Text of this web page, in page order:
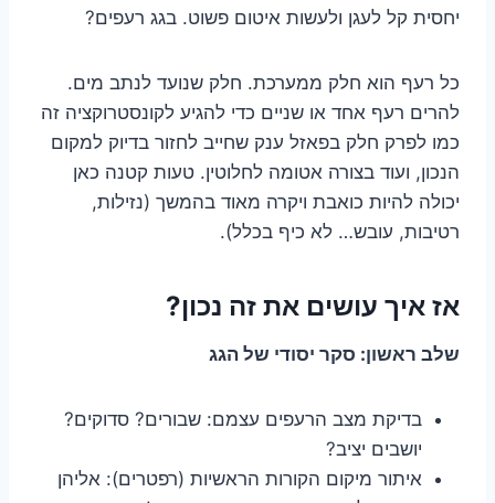
יחסית קל לעגן ולעשות איטום פשוט. בגג רעפים?
כל רעף הוא חלק ממערכת. חלק שנועד לנתב מים.
להרים רעף אחד או שניים כדי להגיע לקונסטרוקציה זה
כמו לפרק חלק בפאזל ענק שחייב לחזור בדיוק למקום
הנכון, ועוד בצורה אטומה לחלוטין. טעות קטנה כאן
יכולה להיות כואבת ויקרה מאוד בהמשך (נזילות,
רטיבות, עובש… לא כיף בכלל).
אז איך עושים את זה נכון?
שלב ראשון: סקר יסודי של הגג
בדיקת מצב הרעפים עצמם: שבורים? סדוקים?
יושבים יציב?
איתור מיקום הקורות הראשיות (רפטרים): אליהן